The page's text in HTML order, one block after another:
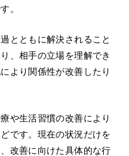
。
とともに解決されること
、相手の立場を理解でき
より関係性が改善したり
や生活習慣の改善により
です。現在の状況だけを
改善に向けた具体的な行